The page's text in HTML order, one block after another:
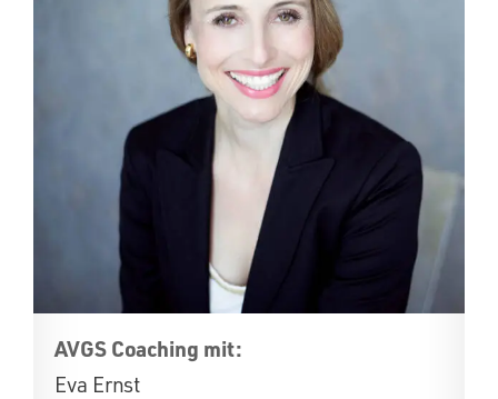
AVGS Coaching mit:
Eva Ernst